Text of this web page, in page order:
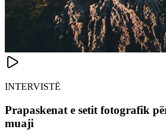
INTERVISTË
Prapaskenat e setit fotografik
muaji